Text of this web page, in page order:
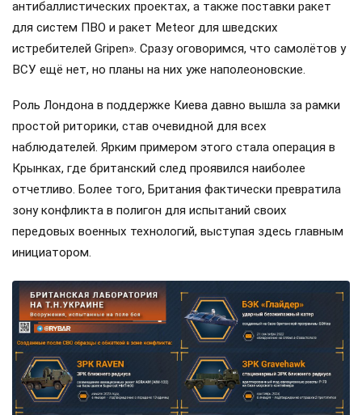
антибаллистических проектах, а также поставки ракет
для систем ПВО и ракет Meteor для шведских
истребителей Gripen». Сразу оговоримся, что самолётов у
ВСУ ещё нет, но планы на них уже наполеоновские.
Роль Лондона в поддержке Киева давно вышла за рамки
простой риторики, став очевидной для всех
наблюдателей. Ярким примером этого стала операция в
Крынках, где британский след проявился наиболее
отчетливо. Более того, Британия фактически превратила
зону конфликта в полигон для испытаний своих
передовых военных технологий, выступая здесь главным
инициатором.